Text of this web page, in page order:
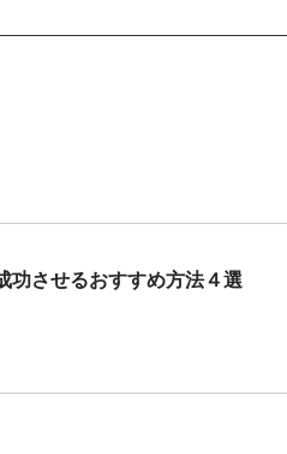
功させるおすすめ方法４選